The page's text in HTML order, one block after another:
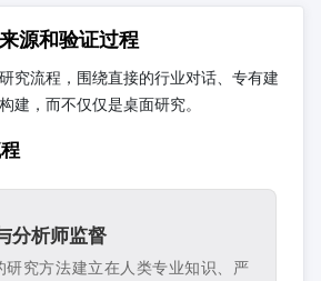
源和验证过程
究流程，围绕直接的行业对话、专有建
建，而不仅仅是桌面研究。
分析师监督
研究方法建立在人类专业知识、严